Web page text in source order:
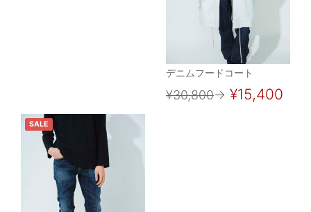
デニムフードコート
¥30,800→ ¥15,400
SALE